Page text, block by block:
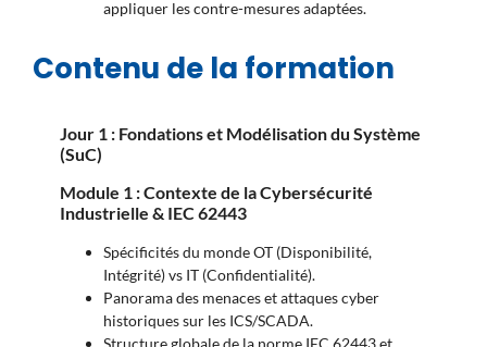
appliquer les contre-mesures adaptées.
Contenu de la formation
Jour 1 : Fondations et Modélisation du Système
(SuC)
Module 1 : Contexte de la Cybersécurité
Industrielle & IEC 62443
Spécificités du monde OT (Disponibilité,
Intégrité) vs IT (Confidentialité).
Panorama des menaces et attaques cyber
historiques sur les ICS/SCADA.